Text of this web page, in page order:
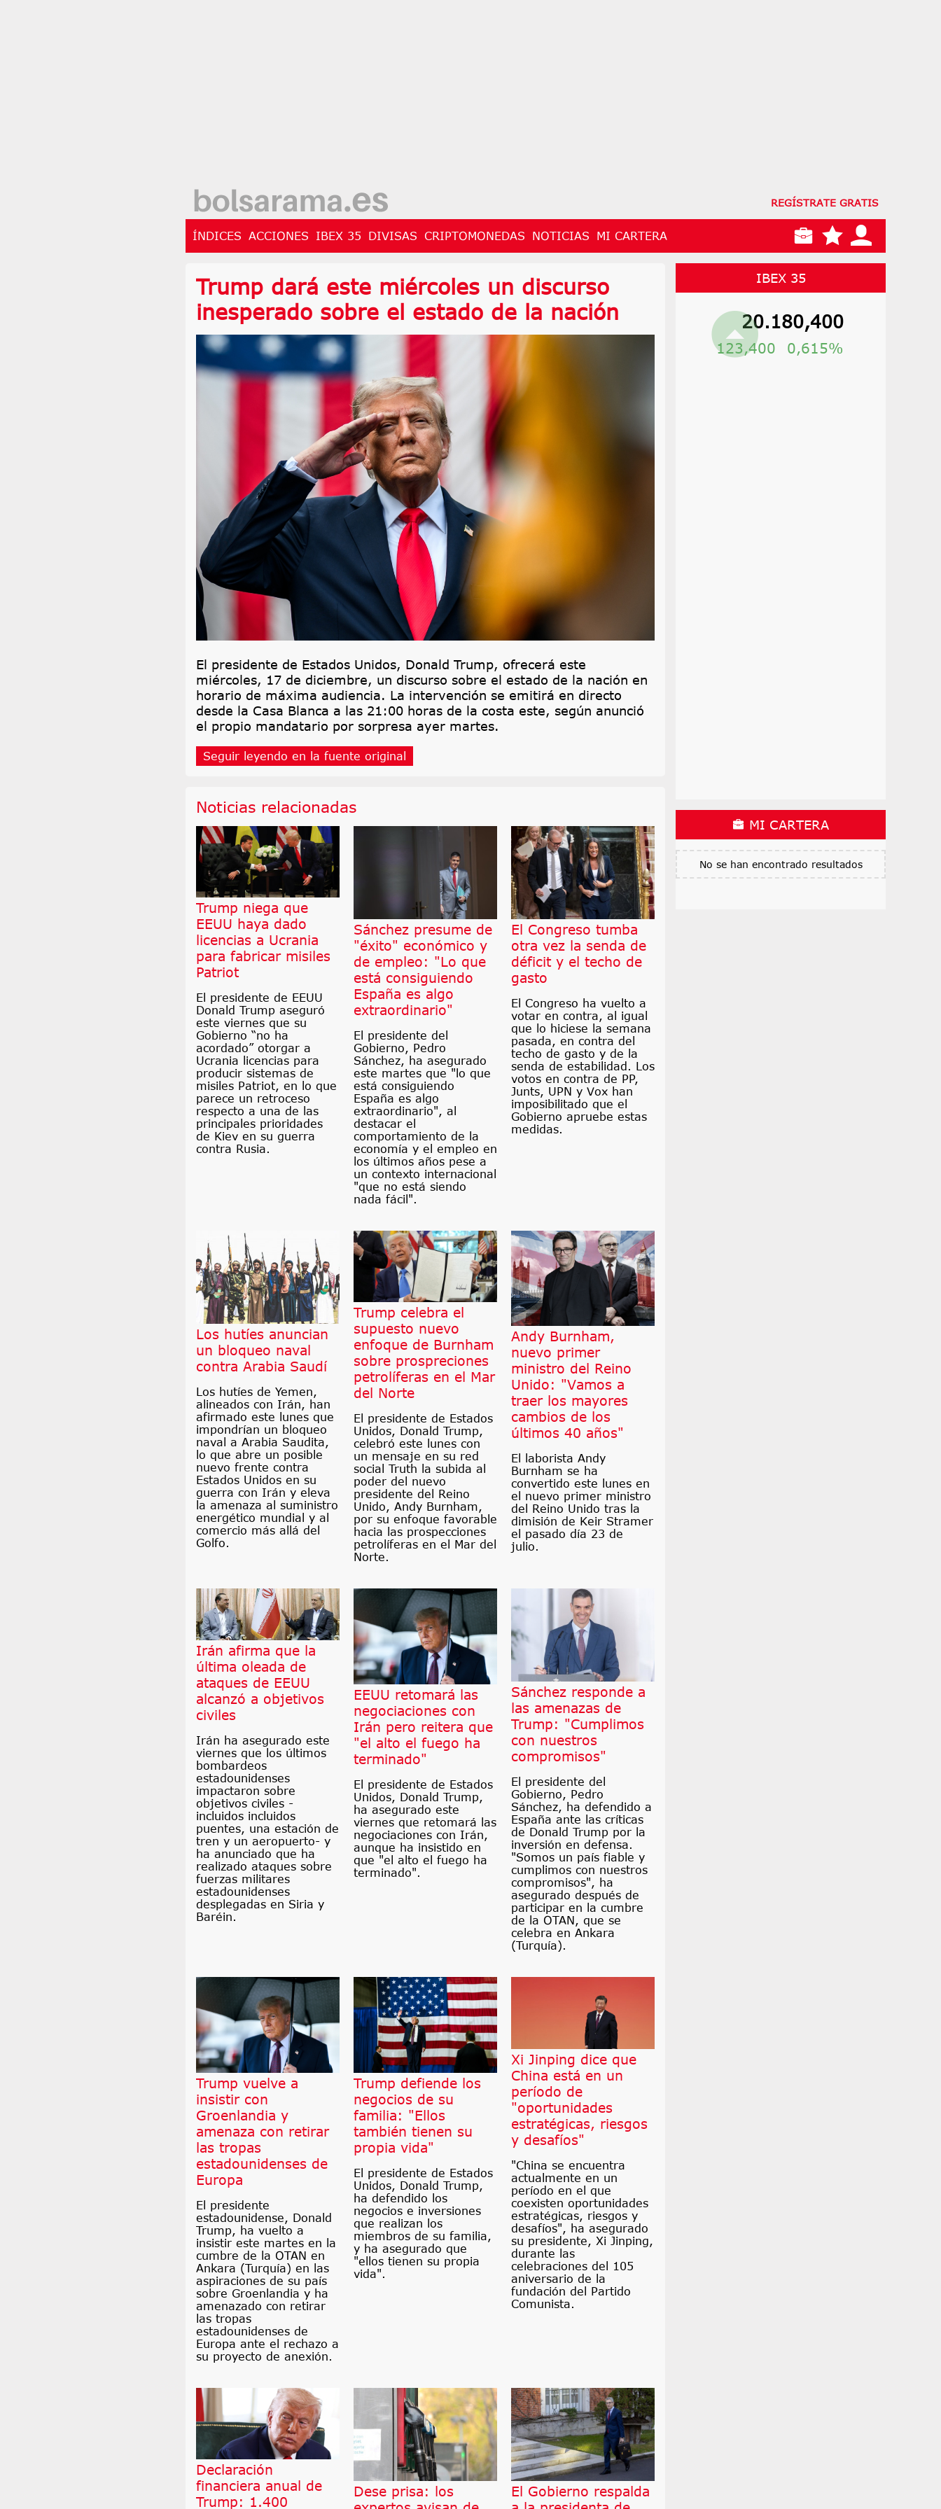
REGÍSTRATE GRATIS
ÍNDICES ACCIONES IBEX 35 DIVISAS CRIPTOMONEDAS NOTICIAS MI CARTERA
Trump dará este miércoles un discurso
inesperado sobre el estado de la nación
El presidente de Estados Unidos, Donald Trump, ofrecerá este
miércoles, 17 de diciembre, un discurso sobre el estado de la nación en
horario de máxima audiencia. La intervención se emitirá en directo
desde la Casa Blanca a las 21:00 horas de la costa este, según anunció
el propio mandatario por sorpresa ayer martes.
Seguir leyendo en la fuente original
Noticias relacionadas
Trump niega que
EEUU haya dado
licencias a Ucrania
para fabricar misiles
Patriot
El presidente de EEUU
Donald Trump aseguró
este viernes que su
Gobierno “no ha
acordado” otorgar a
Ucrania licencias para
producir sistemas de
misiles Patriot, en lo que
parece un retroceso
respecto a una de las
principales prioridades
de Kiev en su guerra
contra Rusia.
Sánchez presume de
"éxito" económico y
de empleo: "Lo que
está consiguiendo
España es algo
extraordinario"
El presidente del
Gobierno, Pedro
Sánchez, ha asegurado
este martes que "lo que
está consiguiendo
España es algo
extraordinario", al
destacar el
comportamiento de la
economía y el empleo en
los últimos años pese a
un contexto internacional
"que no está siendo
nada fácil".
El Congreso tumba
otra vez la senda de
déficit y el techo de
gasto
El Congreso ha vuelto a
votar en contra, al igual
que lo hiciese la semana
pasada, en contra del
techo de gasto y de la
senda de estabilidad. Los
votos en contra de PP,
Junts, UPN y Vox han
imposibilitado que el
Gobierno apruebe estas
medidas.
Los hutíes anuncian
un bloqueo naval
contra Arabia Saudí
Los hutíes de Yemen,
alineados con Irán, han
afirmado este lunes que
impondrían un bloqueo
naval a Arabia Saudita,
lo que abre un posible
nuevo frente contra
Estados Unidos en su
guerra con Irán y eleva
la amenaza al suministro
energético mundial y al
comercio más allá del
Golfo.
Trump celebra el
supuesto nuevo
enfoque de Burnham
sobre prospreciones
petrolíferas en el Mar
del Norte
El presidente de Estados
Unidos, Donald Trump,
celebró este lunes con
un mensaje en su red
social Truth la subida al
poder del nuevo
presidente del Reino
Unido, Andy Burnham,
por su enfoque favorable
hacia las prospecciones
petrolíferas en el Mar del
Norte.
Andy Burnham,
nuevo primer
ministro del Reino
Unido: "Vamos a
traer los mayores
cambios de los
últimos 40 años"
El laborista Andy
Burnham se ha
convertido este lunes en
el nuevo primer ministro
del Reino Unido tras la
dimisión de Keir Stramer
el pasado día 23 de
julio.
Irán afirma que la
última oleada de
ataques de EEUU
alcanzó a objetivos
civiles
Irán ha asegurado este
viernes que los últimos
bombardeos
estadounidenses
impactaron sobre
objetivos civiles -
incluidos incluidos
puentes, una estación de
tren y un aeropuerto- y
ha anunciado que ha
realizado ataques sobre
fuerzas militares
estadounidenses
desplegadas en Siria y
Baréin.
EEUU retomará las
negociaciones con
Irán pero reitera que
"el alto el fuego ha
terminado"
El presidente de Estados
Unidos, Donald Trump,
ha asegurado este
viernes que retomará las
negociaciones con Irán,
aunque ha insistido en
que "el alto el fuego ha
terminado".
Sánchez responde a
las amenazas de
Trump: "Cumplimos
con nuestros
compromisos"
El presidente del
Gobierno, Pedro
Sánchez, ha defendido a
España ante las críticas
de Donald Trump por la
inversión en defensa.
"Somos un país fiable y
cumplimos con nuestros
compromisos", ha
asegurado después de
participar en la cumbre
de la OTAN, que se
celebra en Ankara
(Turquía).
Trump vuelve a
insistir con
Groenlandia y
amenaza con retirar
las tropas
estadounidenses de
Europa
El presidente
estadounidense, Donald
Trump, ha vuelto a
insistir este martes en la
cumbre de la OTAN en
Ankara (Turquía) en las
aspiraciones de su país
sobre Groenlandia y ha
amenazado con retirar
las tropas
estadounidenses de
Europa ante el rechazo a
su proyecto de anexión.
Trump defiende los
negocios de su
familia: "Ellos
también tienen su
propia vida"
El presidente de Estados
Unidos, Donald Trump,
ha defendido los
negocios e inversiones
que realizan los
miembros de su familia,
y ha asegurado que
"ellos tienen su propia
vida".
Xi Jinping dice que
China está en un
período de
"oportunidades
estratégicas, riesgos
y desafíos"
"China se encuentra
actualmente en un
período en el que
coexisten oportunidades
estratégicas, riesgos y
desafíos", ha asegurado
su presidente, Xi Jinping,
durante las
celebraciones del 105
aniversario de la
fundación del Partido
Comunista.
Declaración
financiera anual de
Trump: 1.400
Dese prisa: los
El Gobierno respalda
IBEX 35
20.180,400
123,400 0,615%
MI CARTERA
No se han encontrado resultados